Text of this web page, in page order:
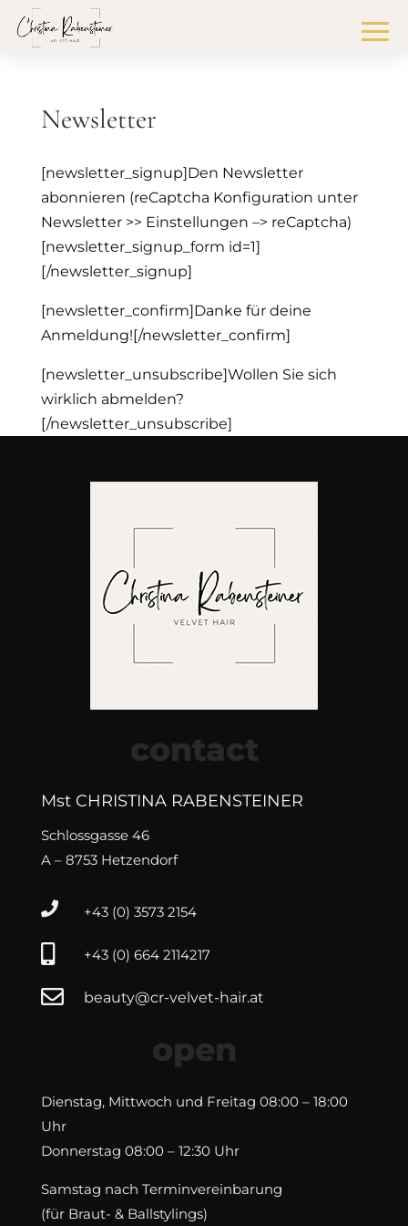
Newsletter
[newsletter_signup]Den Newsletter
abonnieren (reCaptcha Konfiguration unter
Newsletter >> Einstellungen –> reCaptcha)
[newsletter_signup_form id=1]
[/newsletter_signup]
[newsletter_confirm]Danke für deine
Anmeldung![/newsletter_confirm]
[newsletter_unsubscribe]Wollen Sie sich
wirklich abmelden?
[/newsletter_unsubscribe]
contact
Mst CHRISTINA RABENSTEINER
Schlossgasse 46
A – 8753 Hetzendorf
 +43 (0) 3573 2154
 +43 (0) 664 2114217
 beauty@cr-velvet-hair.at
open
Dienstag, Mittwoch und Freitag 08:00 – 18:00
Uhr
Donnerstag 08:00 – 12:30 Uhr
Samstag nach Terminvereinbarung
(für Braut- & Ballstylings)